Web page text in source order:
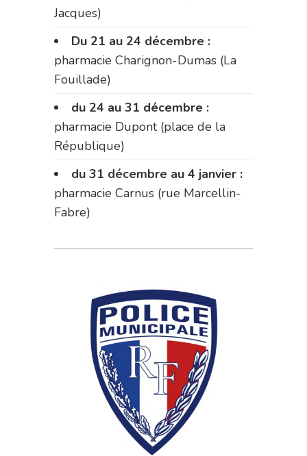
Jacques)
Du 21 au 24 décembre :
pharmacie Charignon-Dumas (La
Fouillade)
du 24 au 31 décembre :
pharmacie Dupont (place de la
République)
du 31 décembre au 4 janvier :
pharmacie Carnus (rue Marcellin-
Fabre)